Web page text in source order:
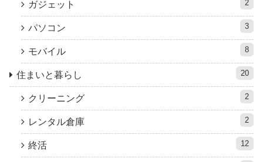
ガジェット 2
パソコン 3
モバイル 8
住まいと暮らし 20
クリーニング 2
レンタル倉庫 2
終活 12